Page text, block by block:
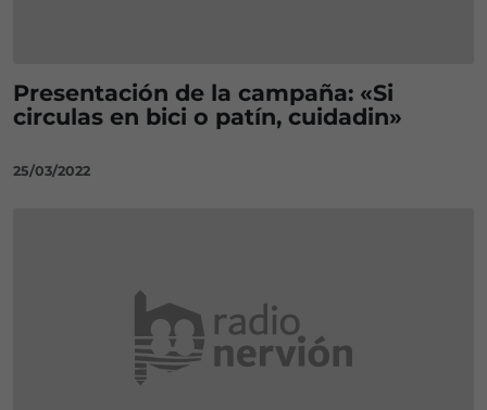
Presentación de la campaña: «Si
circulas en bici o patín, cuidadin»
25/03/2022